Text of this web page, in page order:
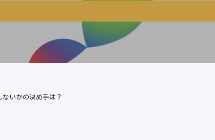
いかの決め手は？